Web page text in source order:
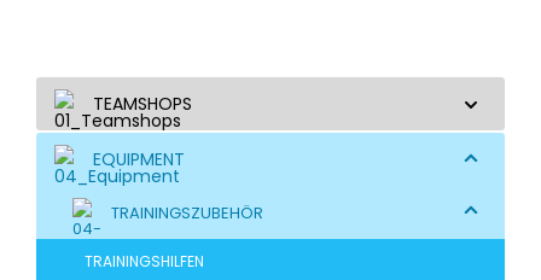
TEAMSHOPS
EQUIPMENT
TRAININGSZUBEHÖR
TRAININGSHILFEN